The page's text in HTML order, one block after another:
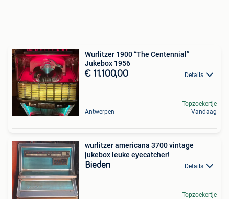
Wurlitzer 1900 “The Centennial”
Jukebox 1956
€ 11.100,00 Details
Antwerpen
Topzoekertje
Vandaag
wurlitzer americana 3700 vintage
jukebox leuke eyecatcher!
Bieden Details
Topzoekertje